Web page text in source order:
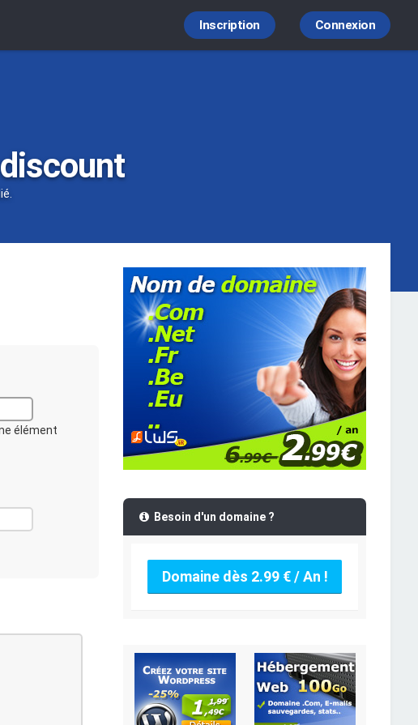
Connexion
Inscription
élément
Besoin d'un domaine ?
Domaine dès 2.99 € / An !